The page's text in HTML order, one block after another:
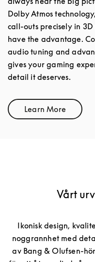
Dolby Atmos
call-outs precisely in
have the advantage.
audio tuning and
gives your gaming
detail it deserves.
Learn MoreLink Opens in
Vårt
Ikonisk design,
noggrannhet med
av Bang & Olufsen-